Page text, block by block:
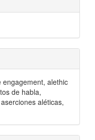
engagement, alethic
de habla,
aléticas,